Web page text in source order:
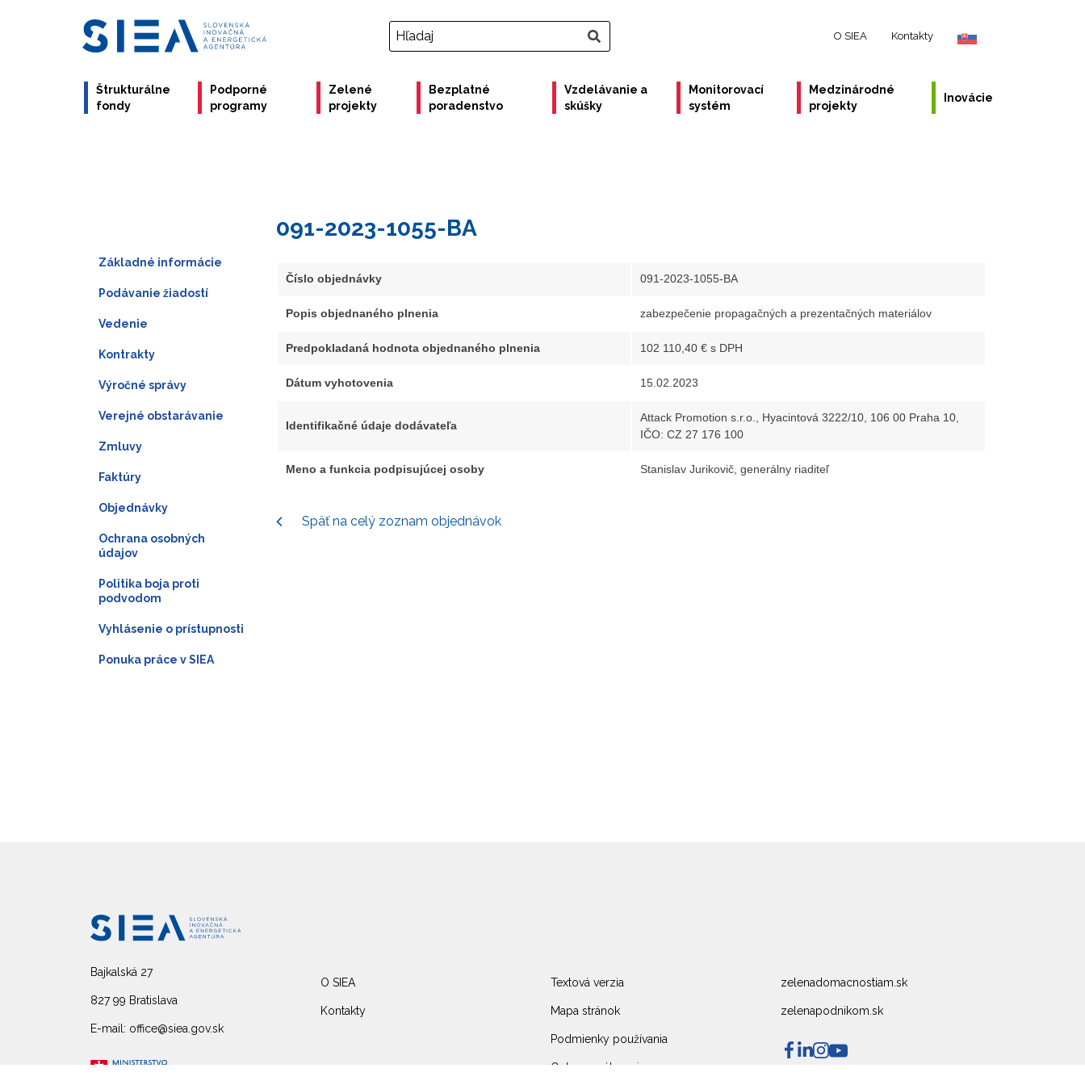
O SIEA Kontakty
Štrukturálne
fondy
Podporné
programy
Zelené
projekty
Bezplatné
poradenstvo
Vzdelávanie a
skúšky
Monitorovací
systém
Medzinárodné
projekty
Inovácie
091-2023-1055-BA
Číslo objednávky 091-2023-1055-BA
Popis objednaného plnenia zabezpečenie propagačných a prezentačných materiálov
Predpokladaná hodnota objednaného plnenia 102 110,40 € s DPH
Dátum vyhotovenia 15.02.2023
Identifikačné údaje dodávateľa
Attack Promotion s.r.o., Hyacintová 3222/10, 106 00 Praha 10,
IČO: CZ 27 176 100
Meno a funkcia podpisujúcej osoby Stanislav Jurikovič, generálny riaditeľ
Späť na celý zoznam objednávok
Základné informácie
Podávanie žiadostí
Vedenie
Kontrakty
Výročné správy
Verejné obstarávanie
Zmluvy
Faktúry
Objednávky
Ochrana osobných
údajov
Politika boja proti
podvodom
Vyhlásenie o prístupnosti
Ponuka práce v SIEA
Bajkalská 27
827 99 Bratislava
E-mail: office@siea.gov.sk
O SIEA
Kontakty
Textová verzia
Mapa stránok
Podmienky používania
Ochrana súkromia
zelenadomacnostiam.sk
zelenapodnikom.sk